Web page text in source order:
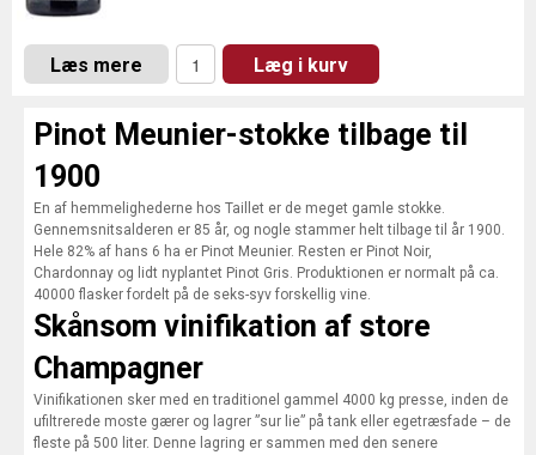
Læs mere Læg i kurv
Pinot Meunier-stokke tilbage til
1900
En af hemmelighederne hos Taillet er de meget gamle stokke.
Gennemsnitsalderen er 85 år, og nogle stammer helt tilbage til år 1900.
Hele 82% af hans 6 ha er Pinot Meunier. Resten er Pinot Noir,
Chardonnay og lidt nyplantet Pinot Gris. Produktionen er normalt på ca.
40000 flasker fordelt på de seks-syv forskellig vine.
Skånsom vinifikation af store
Champagner
Vinifikationen sker med en traditionel gammel 4000 kg presse, inden de
ufiltrerede moste gærer og lagrer ”sur lie” på tank eller egetræsfade – de
fleste på 500 liter. Denne lagring er sammen med den senere